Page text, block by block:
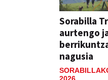
Sorabilla
aurtengo
nagusia
2026